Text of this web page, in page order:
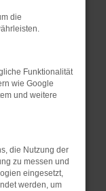
einem
Stand
ein
dazu
die
Funktionalität
wie Google
und weitere
die Nutzung der
zu messen und
eingesetzt,
werden, um